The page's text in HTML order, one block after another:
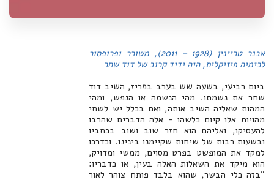
אבנר טריינין (1928 – 2011), משורר ופרופסור
לכימיה פיזיקלית, היה ידיד קרוב של דוד שחר
ביום רביעי, בשעה שש בערב בפריז, השיב דוד
שחר את נשמתו. מהי הנשמה או הנפש, ומהי
המהות שאליה השיב אותה, ואם בכלל יש לשתי
מהויות אלו קיום כלשהו - אלה הדברים שהרבו
להעסיקו, ואליהם הוא חזר שוב ושוב בכתביו
ובשעות רבות של שיחות שקיימנו בינינו. וכדרכו
למקד את המופשט בפרט מסוים, ממשי ומדויק,
הוא מיקד את השאלות האלה בעין, או כדבריו:
"בזה כלי הבשר, שהוא בלבד פותח צוהר לאור